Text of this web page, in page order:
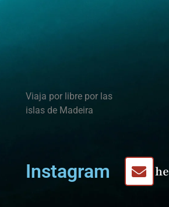
Viaja por libre por las
islas de Madeira
Instagram